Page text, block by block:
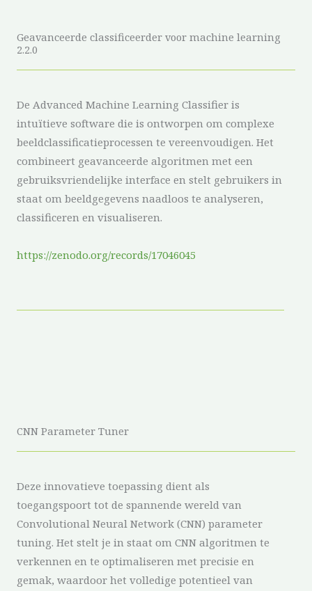
Geavanceerde classificeerder voor machine learning
2.2.0
De Advanced Machine Learning Classifier is
intuïtieve software die is ontworpen om complexe
beeldclassificatieprocessen te vereenvoudigen. Het
combineert geavanceerde algoritmen met een
gebruiksvriendelijke interface en stelt gebruikers in
staat om beeldgegevens naadloos te analyseren,
classificeren en visualiseren.
https://zenodo.org/records/17046045
CNN Parameter Tuner
Deze innovatieve toepassing dient als
toegangspoort tot de spannende wereld van
Convolutional Neural Network (CNN) parameter
tuning. Het stelt je in staat om CNN algoritmen te
verkennen en te optimaliseren met precisie en
gemak, waardoor het volledige potentieel van